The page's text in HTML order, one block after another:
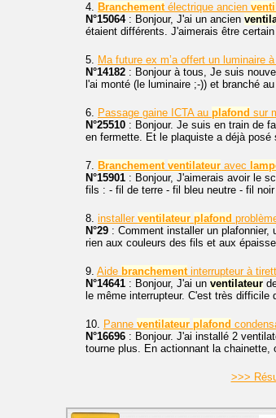
4. Branchementélectrique ancien
N°15064: Bonjour, J'ai un ancien
étaient différents. J'aimerais être
5. Ma future ex m’a offert un luminaire
N°14182 : Bonjour à tous, Je suis
l'ai monté (le luminaire ;-)) et branché au
6. Passage gaine ICTA au plafond sur
N°25510 : Bonjour. Je suis en train de
en fermette. Et le plaquiste a déjà posé
7. Branchement ventilateur avec
N°15901 : Bonjour, J'aimerais avoir le
fils : - fil de terre - fil bleu neutre - fil
8. installer ventilateur plafond
N°29 : Comment installer un plafonnier,
rien aux couleurs des fils et aux
9. Aide branchementinterrupteur à
N°14641 : Bonjour, J'ai un ventilateur
le même interrupteur. C'est très difficile
10. Panne ventilateur plafond
N°16696 : Bonjour. J'ai installé 2
tourne plus. En actionnant la chainette,
>>>